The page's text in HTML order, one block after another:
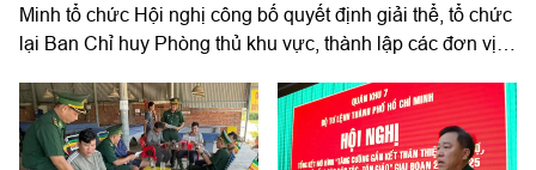
Minh tổ chức Hội nghị công bố quyết định giải thể, tổ chức
lại Ban Chỉ huy Phòng thủ khu vực, thành lập các đơn vị
hành Trung ương Đảng, Ủy viên Quân ủy Trung ương,
Phó Bí thư Đảng ủy, Tư lệnh Quân khu dự, chỉ đạo hội
nghị. Thiếu tướng Vũ Văn Điền, Ủy viên Ban Thường vụ